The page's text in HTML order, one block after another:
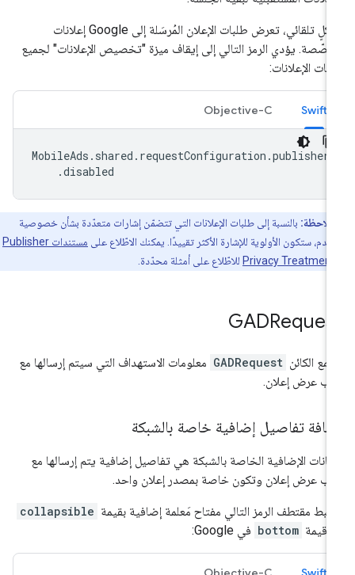
بشكلٍ تلقائي، تعرض طلبات الإعلان المُرسَلة إلى Google إعلانات
يؤدي الرمز التالي إلى إيقاف ميزة "تخصيص الإعلانات" لجميع
الإعلانات:
Swift
Objective-C
MobileAds.shared.requestConfiguration.
.disabled
ملاحظة:بالنسبة إلى طلبات الإعلانات التي تتضمّن إشارات متعدّدة بشأن خصوصية
ستكون الأولوية للإشارة الأكثر تقييدًا. يمكنك الاطّلاع على
مستندات Publisher
Privacyللاطّلاع على أمثلة محدّدة.
الكائن GADRequest معلومات الاستهداف التي سيتم إرسالها مع
عرض إعلان.
تفاصيل إضافية خاصة بالشبكة
الإضافية الخاصة بالشبكة هي تفاصيل إضافية يتم إرسالها مع
عرض إعلان وتكون خاصة بمصدر إعلان واحد.
مقتطف الرمز التالي مفتاح مَعلمة إضافية بقيمة collapsible
قيمة bottom في Google: